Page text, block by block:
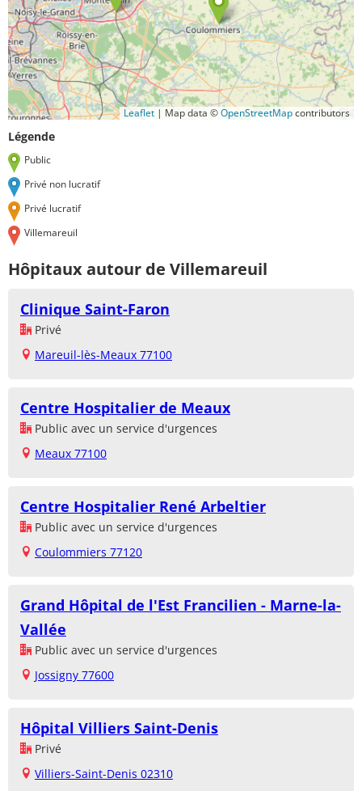
Leaflet | Map data ©OpenStreetMapcontributors
Légende
Public
Privé non lucratif
Privé lucratif
Villemareuil
Hôpitaux autour de Villemareuil
Clinique Saint-Faron
Privé
Mareuil-lès-Meaux 77100
Centre Hospitalier de Meaux
Public avec un service d'urgences
Meaux 77100
Centre Hospitalier René Arbeltier
Public avec un service d'urgences
Coulommiers 77120
Grand Hôpital de l'Est Francilien - Marne-la-
Vallée
Public avec un service d'urgences
Jossigny 77600
Hôpital Villiers Saint-Denis
Privé
Villiers-Saint-Denis 02310